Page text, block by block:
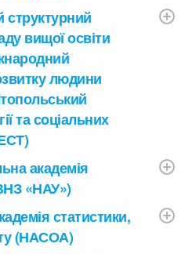
структурний
вищої освіти
людини
та соціальних
академія
«НАУ»)
статистики,
(НАСОА)